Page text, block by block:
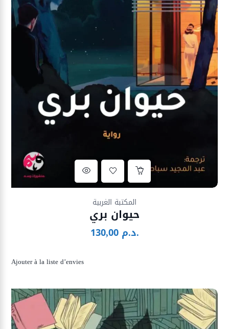
المكتبة الغربية
حيوان بري
130,00 د.م.
Ajouter à la liste d’envies